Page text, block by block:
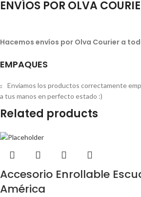
ENVÍOS POR OLVA
Hacemos envíos por Olva Courier a
EMPAQUES
Enviamos los productos correctamente
a tus manos en perfecto estado :)
Related products
Accesorio Enrollable
América